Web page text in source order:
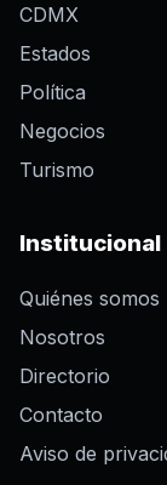
CDMX
Estados
Política
Negocios
Turismo
Institucional
Quiénes somos
Nosotros
Directorio
Contacto
Aviso de